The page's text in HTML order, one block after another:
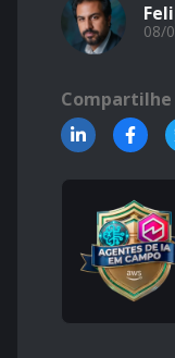
08/
Compartilhe